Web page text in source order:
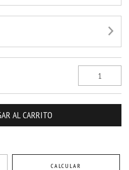
CALCULAR